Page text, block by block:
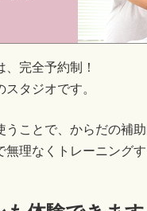
完全予約制！
タジオです。
ことで、からだの補
理なくトレーニングす